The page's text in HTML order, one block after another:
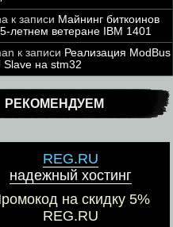
к записи Майнинг биткоинов
летнем ветеране IBM 1401
к записи Реализация ModBus
Slave на stm32
РЕКОМЕНДУЕМ
REG.RU
надежный хостинг
на скидку 5%
REG.RU